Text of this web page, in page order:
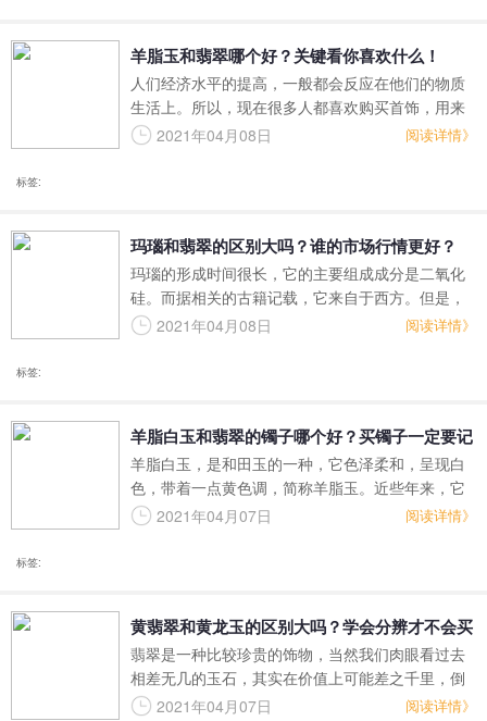
羊脂玉和翡翠哪个好？关键看你喜欢什么！
人们经济水平的提高，一般都会反应在他们的物质
生活上。所以，现在很多人都喜欢购买首饰，用来
装饰自身。而羊脂玉和翡翠，是我国玉石市场上，
2021年04月08日 阅读详情》
标签:
玛瑙和翡翠的区别大吗？谁的市场行情更好？
玛瑙的形成时间很长，它的主要组成成分是二氧化
硅。而据相关的古籍记载，它来自于西方。但是，
古人所说的西方，和我们现在所认为的地方不同，
2021年04月08日 阅读详情》
标签:
羊脂白玉和翡翠的镯子哪个好？买镯子一定要记
住这四点！
羊脂白玉，是和田玉的一种，它色泽柔和，呈现白
色，带着一点黄色调，简称羊脂玉。近些年来，它
的价格已翻了十几倍，让人惊讶。那么，很多人会
2021年04月07日 阅读详情》
标签:
黄翡翠和黄龙玉的区别大吗？学会分辨才不会买
错
翡翠是一种比较珍贵的饰物，当然我们肉眼看过去
相差无几的玉石，其实在价值上可能差之千里，倒
不是说我们眼神有多差，其实就是颜色看起来差不
2021年04月07日 阅读详情》